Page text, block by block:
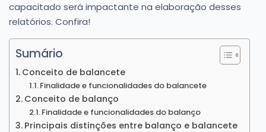
capacitado será impactante na elaboração desses
relatórios. Confira!
Sumário
Conceito de balancete
Finalidade e funcionalidades do balancete
Conceito de balanço
Finalidade e funcionalidades do balanço
Principais distinções entre balanço e balancete